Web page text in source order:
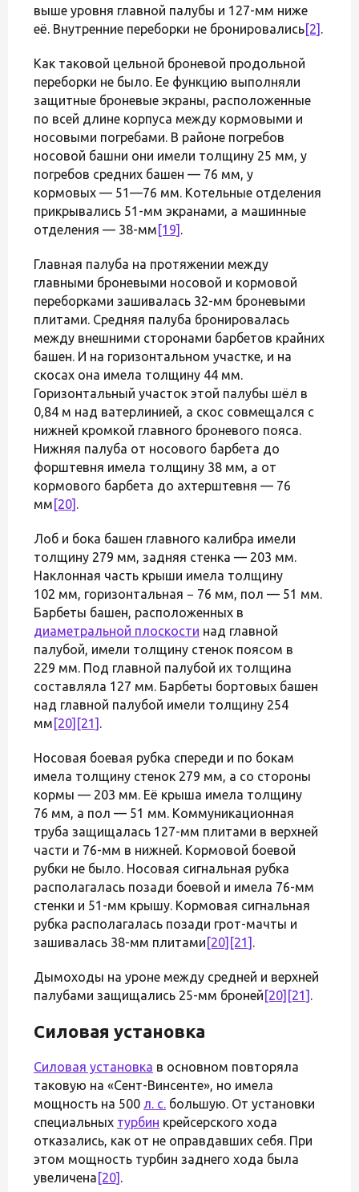
выше уровня главной палубы и 127-мм ниже
её. Внутренние переборки не бронировались[2] .
Как таковой цельной броневой продольной
переборки не было. Ее функцию выполняли
защитные броневые экраны, расположенные
по всей длине корпуса между кормовыми и
носовыми погребами. В районе погребов
носовой башни они имели толщину 25 мм, у
погребов средних башен — 76 мм, у
кормовых — 51—76 мм. Котельные отделения
прикрывались 51-мм экранами, а машинные
отделения — 38-мм [19] .
Главная палуба на протяжении между
главными броневыми носовой и кормовой
переборками зашивалась 32-мм броневыми
плитами. Средняя палуба бронировалась
между внешними сторонами барбетов крайних
башен. И на горизонтальном участке, и на
скосах она имела толщину 44 мм.
Горизонтальный участок этой палубы шёл в
0,84 м над ватерлинией, а скос совмещался с
нижней кромкой главного броневого пояса.
Нижняя палуба от носового барбета до
форштевня имела толщину 38 мм, а от
кормового барбета до ахтерштевня — 76
мм [20] .
Лоб и бока башен главного калибра имели
толщину 279 мм, задняя стенка — 203 мм.
Наклонная часть крыши имела толщину
102 мм, горизонтальная − 76 мм, пол — 51 мм.
Барбеты башен, расположенных в
диаметральной плоскости над главной
палубой, имели толщину стенок поясом в
229 мм. Под главной палубой их толщина
составляла 127 мм. Барбеты бортовых башен
над главной палубой имели толщину 254
мм [20] [21] .
Носовая боевая рубка спереди и по бокам
имела толщину стенок 279 мм, а со стороны
кормы — 203 мм. Её крыша имела толщину
76 мм, а пол — 51 мм. Коммуникационная
труба защищалась 127-мм плитами в верхней
части и 76-мм в нижней. Кормовой боевой
рубки не было. Носовая сигнальная рубка
располагалась позади боевой и имела 76-мм
стенки и 51-мм крышу. Кормовая сигнальная
рубка располагалась позади грот-мачты и
зашивалась 38-мм плитами [20] [21] .
Дымоходы на уроне между средней и верхней
палубами защищались 25-мм броней [20] [21] .
Силовая установка
Силовая установка в основном повторяла
таковую на «Сент-Винсенте», но имела
мощность на 500 л. с. большую. От установки
специальных турбин крейсерского хода
отказались, как от не оправдавших себя. При
этом мощность турбин заднего хода была
увеличена [20] .